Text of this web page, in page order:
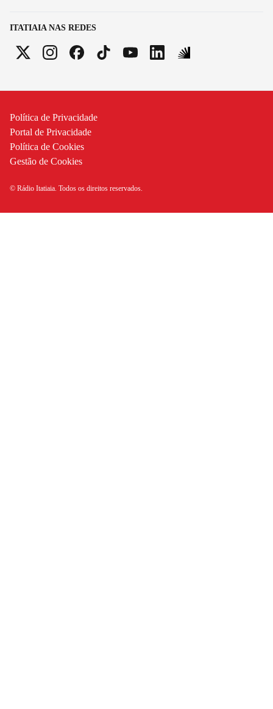
ITATIAIA NAS REDES
Política de Privacidade
Portal de Privacidade
Política de Cookies
Gestão de Cookies
© Rádio Itatiaia. Todos os direitos reservados.